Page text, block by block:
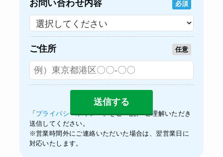
お問い合わせ内容 必須
ご住所 任意
「 プライバシーポリシー」をご一読、 ご理解いただき
送信してください。
※営業時間外にご連絡いただいた場合は、翌営業日に
対応いたします。